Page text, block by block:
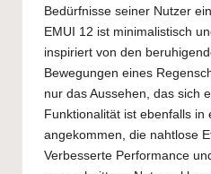
Bedürfnisse seiner Nutzer
EMUI 12 ist minimalistisch
inspiriert von den
Bewegungen eines
nur das Aussehen, das sich
Funktionalität ist ebenfalls in
angekommen, die nahtlose
Verbesserte Performance